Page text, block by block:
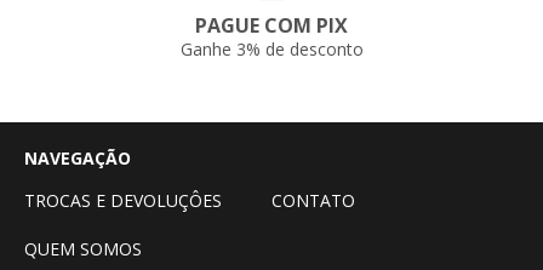
PAGUE COM PIX
Ganhe 3% de desconto
NAVEGAÇÃO
TROCAS E DEVOLUÇÔES
CONTATO
QUEM SOMOS